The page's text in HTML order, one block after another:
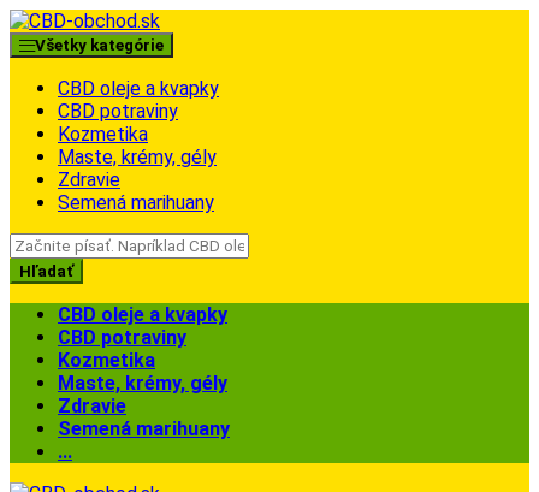
Skip
to
navigation
Skip
to
content
Všetky kategórie
CBD oleje a kvapky
CBD potraviny
Kozmetika
Maste, krémy, gély
Zdravie
Semená marihuany
Search
for:
Hľadať
CBD oleje a kvapky
CBD potraviny
Kozmetika
Maste, krémy, gély
Zdravie
Semená marihuany
...